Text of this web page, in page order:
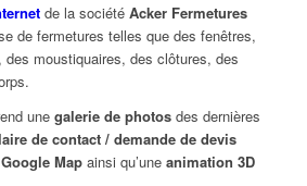
de la société Acker Fermetures
de fermetures telles que des fenêtres,
moustiquaires, des clôtures, des
une galerie de photosdes dernières
de contact / demande de devis
Mapainsi qu’une animation 3D